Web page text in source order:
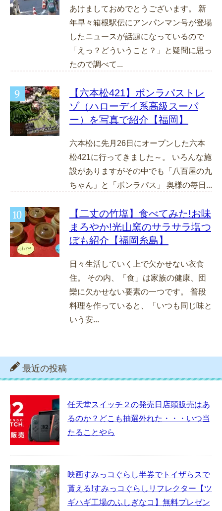
あけましておめでとうございます。 新
年早々箱根駅伝にアンパンマン号が登場
したニュースが話題になっているので
「えっ？どういうこと？」と疑問に思っ
たので調べて...
【六本松421】ボンラパストレ
ゾ（ハローデイ系高級スーパ
ー）を写真で紹介【福岡】
六本松に先月26日にオープンした六本
松421に行ってきました～。 いろんな施
設がありますがその中でも「八百屋の九
ちゃん」と「ボンラパス」 奥様の毎日...
【二丈の竹塩】食べてみた!お味
まろやか!光山窯のサラサラ塩つ
ぼも紹介【福岡糸島】
日々生活していく上で欠かせない衣食
住。 その内、「食」は家族の健康、団
欒に欠かせない要素の一つです。 普段
料理を作っていると、「いつも同じ味と
いう安...
最近の投稿
任天堂スイッチ２の発売日店頭販売はあ
るのか？どこも抽選外れた・・・いつ当
たることやら
映画すみっコぐらし半券でトイザらスで
貰える!すみっコぐらしリフレクター【ツ
ギハギ工場のふしぎなコ】無料プレゼン